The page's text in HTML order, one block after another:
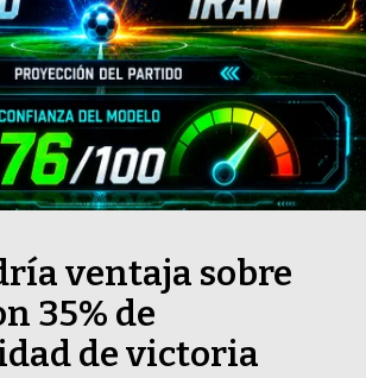
ventaja sobre
35% de
de victoria